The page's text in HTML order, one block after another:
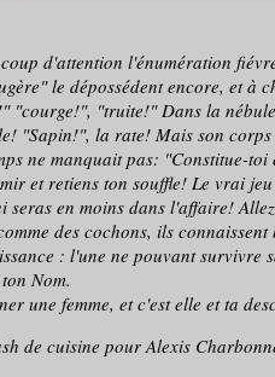
d'attention l'énumération
le dépossédent encore, et
"courge!", "truite!" Dans la
"Sapin!", la rate! Mais son
ne manquait pas: "Constitue-
et retiens ton souffle! Le vrai
seras en moins dans l'affaire!
des cochons, ils
: l'une ne pouvant survivre
Nom.
une femme, et c'est elle et ta
de cuisine pour Alexis